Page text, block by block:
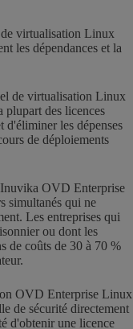
de virtualisation Linux
les dépendances et la
de virtualisation Linux
plupart des licences
d'éliminer les dépenses
de déploiements
Inuvika OVD Enterprise
simultanés qui ne
Les entreprises qui
ou dont les
de coûts de 30 à 70 %
OVD Enterprise Linux
de sécurité directement
d'obtenir une licence